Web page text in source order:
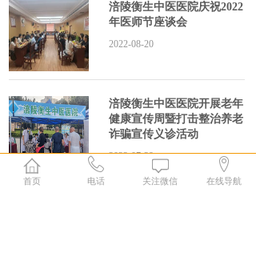
涪陵衡生中医医院庆祝2022
年医师节座谈会
2022-08-20
涪陵衡生中医医院开展老年
健康宣传周暨打击整治养老
诈骗宣传义诊活动
2022-07-29
首页 电话 关注微信 在线导航